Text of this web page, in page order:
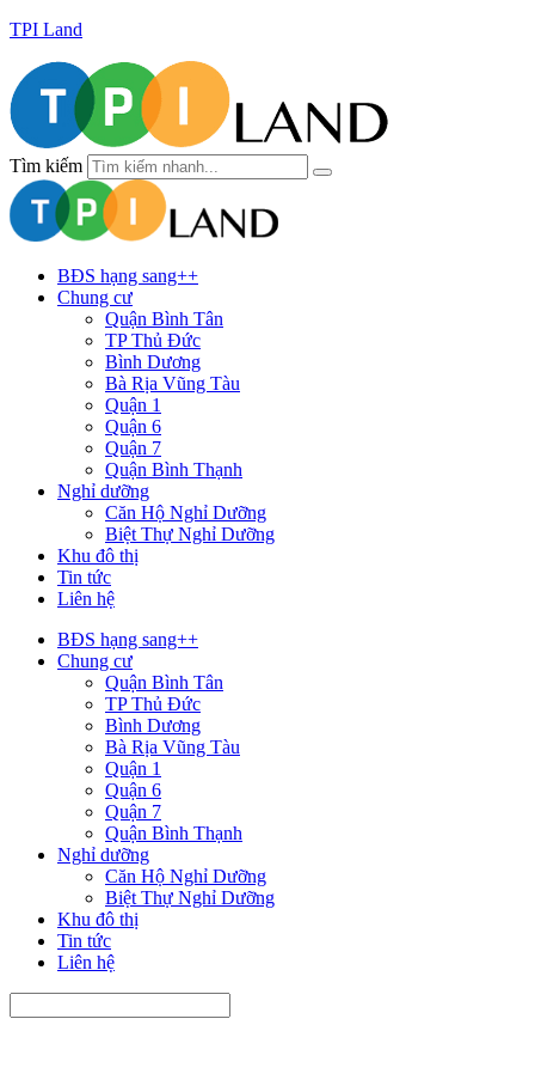
TPI Land
Tìm kiếm
BĐS hạng sang++
Chung cư
Quận Bình Tân
TP Thủ Đức
Bình Dương
Bà Rịa Vũng Tàu
Quận 1
Quận 6
Quận 7
Quận Bình Thạnh
Nghỉ dưỡng
Căn Hộ Nghỉ Dưỡng
Biệt Thự Nghỉ Dưỡng
Khu đô thị
Tin tức
Liên hệ
BĐS hạng sang++
Chung cư
Quận Bình Tân
TP Thủ Đức
Bình Dương
Bà Rịa Vũng Tàu
Quận 1
Quận 6
Quận 7
Quận Bình Thạnh
Nghỉ dưỡng
Căn Hộ Nghỉ Dưỡng
Biệt Thự Nghỉ Dưỡng
Khu đô thị
Tin tức
Liên hệ